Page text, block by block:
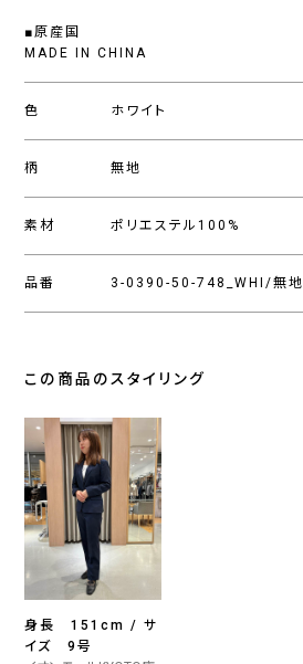
■原産国
MADE IN CHINA
色 ホワイト
柄 無地
素材 ポリエステル100%
品番 3-0390-50-748_WHI/無地
この商品のスタイリング
身長 151cm / サ
イズ 9号